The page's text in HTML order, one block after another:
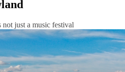
just a music festival